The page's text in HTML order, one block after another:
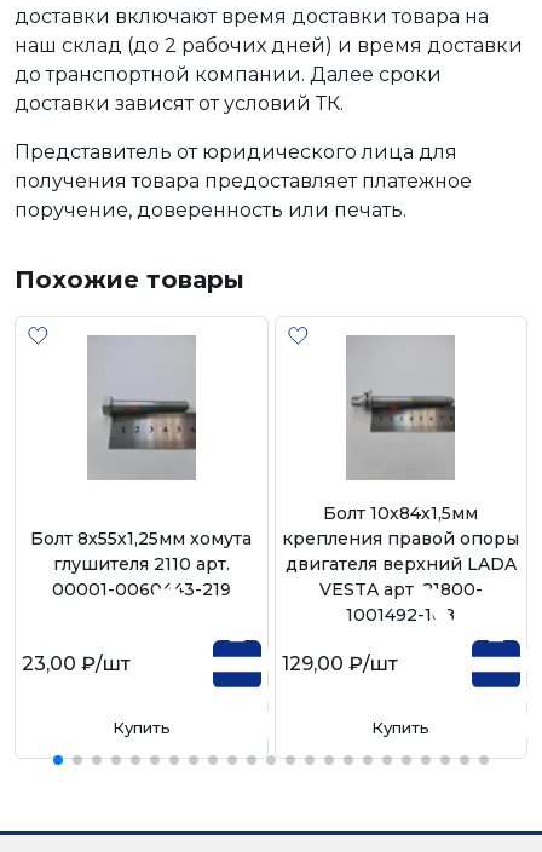
доставки включают время доставки товара на
наш склад (до 2 рабочих дней) и время доставки
до транспортной компании. Далее сроки
доставки зависят от условий ТК.
Представитель от юридического лица для
получения товара предоставляет платежное
поручение, доверенность или печать.
Похожие товары
Болт 8х55х1,25мм хомута
глушителя 2110 арт.
00001-0060443-219
23,00 ₽/шт
Купить
Болт 10х84х1,5мм
крепления правой опоры
двигателя верхний LADA
VESTA арт. 21800-
1001492-108
129,00 ₽/шт
Купить